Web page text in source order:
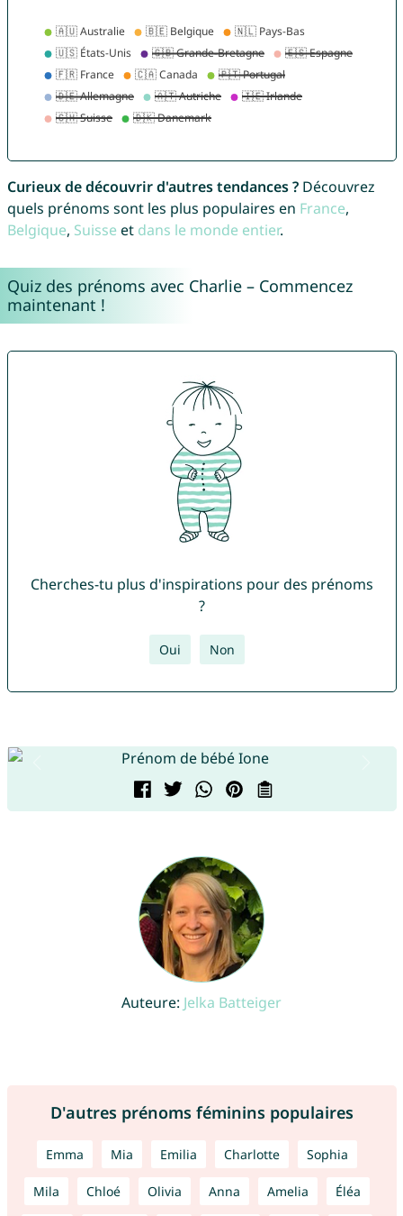
Curieux de découvrir d'autres tendances ?Découvrez
quels prénoms sont les plus populaires en France,
Belgique, Suisse et dans le monde entier.
Quiz des prénoms avec Charlie – Commencez
maintenant !
Cherches-tu plus d'inspirations pour des prénoms
?
Oui Non
Auteure: Jelka Batteiger
D'autres prénoms féminins populaires
Emma Mia Emilia Charlotte Sophia
Mila Chloé Olivia Anna Amelia Éléa